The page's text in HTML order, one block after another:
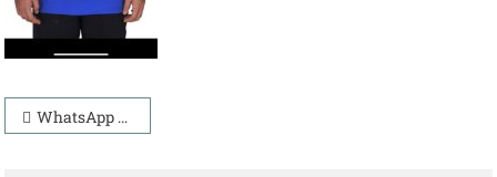
Yazı
WhatsApp Image 2025-02-03 at 15.47.22